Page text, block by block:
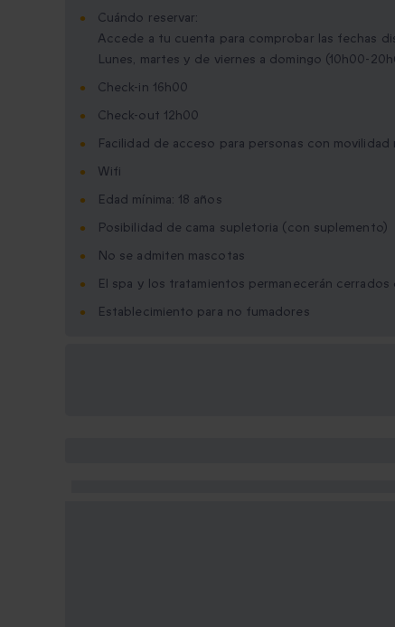
Cuándo reservar:
Accede a tu cuenta para comprobar las fechas
Lunes, martes y de viernes a domingo (10h00-
Check-in 16h00
Check-out 12h00
Facilidad de acceso para personas con movilidad
Wifi
Edad mínima: 18 años
Posibilidad de cama supletoria (con suplemento)
No se admiten mascotas
El spa y los tratamientos permanecerán
Establecimiento para no fumadores